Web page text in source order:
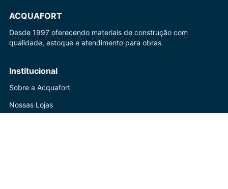
ACQUAFORT
Desde 1997 oferecendo materiais de construção com
qualidade, estoque e atendimento para obras.
Institucional
Sobre a Acquafort
Nossas Lojas